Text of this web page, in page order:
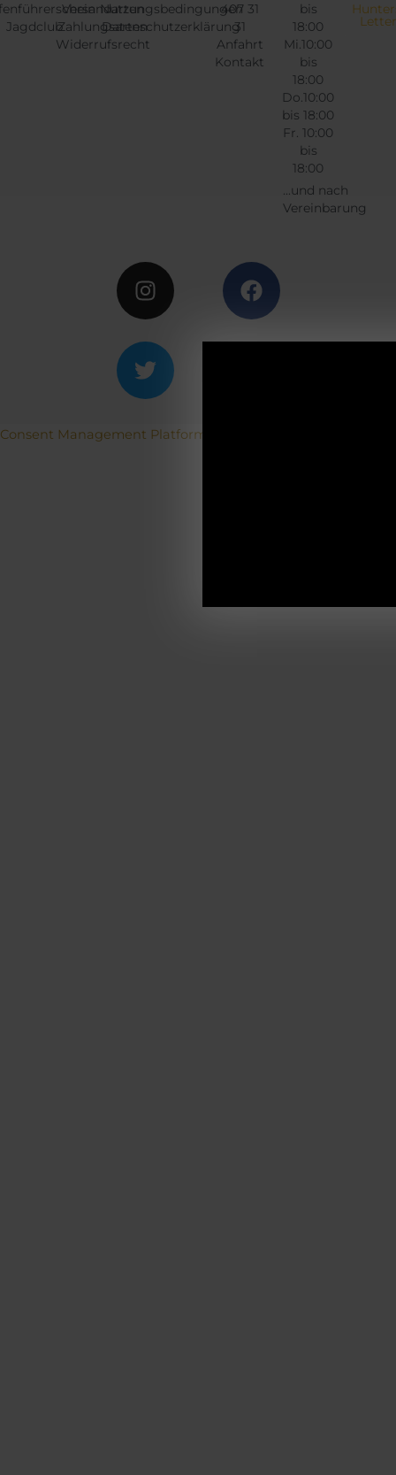
Jagdclub
Versandarten
Zahlungsarten
Widerrufsrecht
Nutzungsbedingungen
Datenschutzerklärung
407 31
31
Anfahrt
Kontakt
bis
18:00
Mi.10:00
bis
18:00
Do.10:00
bis 18:00
Fr. 10:00
bis
18:00
...und nach
Vereinbarung
Consent Management Platform von Real Cookie Banner